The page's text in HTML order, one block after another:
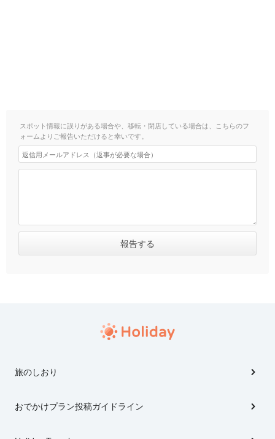
スポット情報に誤りがある場合や、移転・閉店している場合は、こちらのフ
ォームよりご報告いただけると幸いです。
旅のしおり
おでかけプラン投稿ガイドライン